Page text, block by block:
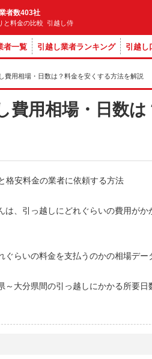
者数403社
と料金の比較 引越し侍
者一覧 引越し業者ランキング 引越し
費用相場・日数は？料金を安くする方法を解説
費用相場・日数
、引っ越しにどれぐらいの費用がか
らいの料金を支払うのかの相場デー
大分県間の引っ越しにかかる所要日